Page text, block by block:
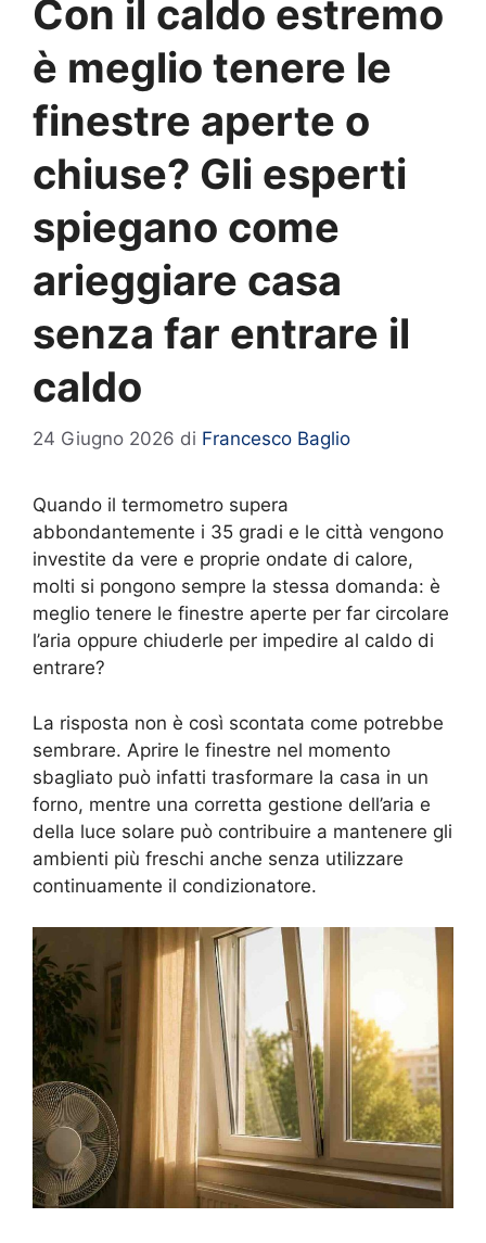
Con il caldo estremo
è meglio tenere le
finestre aperte o
chiuse? Gli esperti
spiegano come
arieggiare casa
senza far entrare il
caldo
24 Giugno 2026 di Francesco Baglio
Quando il termometro supera
abbondantemente i 35 gradi e le città vengono
investite da vere e proprie ondate di calore,
molti si pongono sempre la stessa domanda: è
meglio tenere le finestre aperte per far circolare
l’aria oppure chiuderle per impedire al caldo di
entrare?
La risposta non è così scontata come potrebbe
sembrare. Aprire le finestre nel momento
sbagliato può infatti trasformare la casa in un
forno, mentre una corretta gestione dell’aria e
della luce solare può contribuire a mantenere gli
ambienti più freschi anche senza utilizzare
continuamente il condizionatore.